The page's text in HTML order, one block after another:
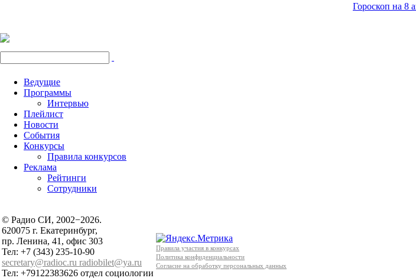
Гороскоп на 8
Ведущие
Программы
Интервью
Плейлист
Новости
События
Конкурсы
Правила конкурсов
Реклама
Рейтинги
Сотрудники
© Радио СИ, 2002−2026.
620075 г. Екатеринбург,
пр. Ленина, 41, офис 303
Тел: +7 (343) 235-10-90
secretary@radioc.ru radiobilet@ya.ru
Тел: +79122383626 отдел социологии
Правила участия в конкурсах
Политика конфиденциальности
Согласие на обработку персональных данных